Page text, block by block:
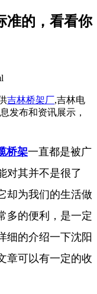
准的，看看你
吉林桥架厂,吉林电
发布和资讯展示，
桥架一直都是被广
对其并不是很了
却为我们的生活做
多的便利，是一定
细的介绍一下沈阳
章可以有一定的收